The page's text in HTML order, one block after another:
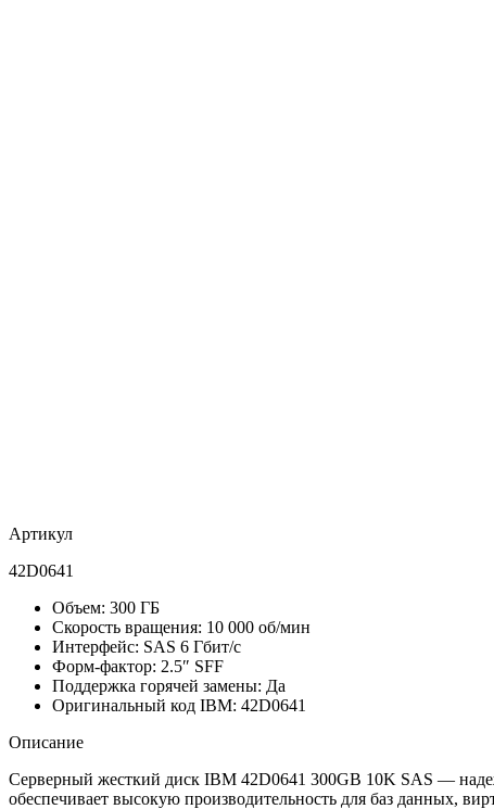
Артикул
42D0641
Объем: 300 ГБ
Скорость вращения: 10 000 об/мин
Интерфейс: SAS 6 Гбит/с
Форм-фактор: 2.5″ SFF
Поддержка горячей замены: Да
Оригинальный код IBM: 42D0641
Описание
Серверный жесткий диск IBM 42D0641 300GB 10K SAS —
обеспечивает высокую производительность для баз данных,